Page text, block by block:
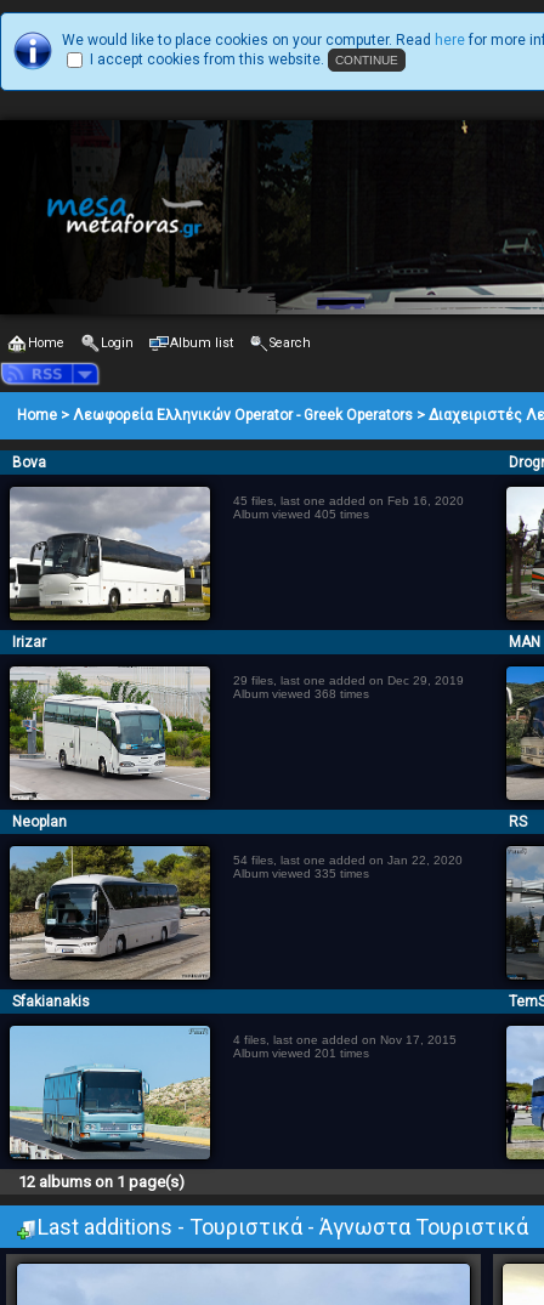
We would like to place cookies on your computer. Read here for more
I accept cookies from this website.
Home Login Album list Search
Home > Λεωφορεία Ελληνικών Operator - Greek Operators > Διαχειριστές
Bova
45 files, last one added on Feb 16, 2020
Album viewed 405 times
Irizar
29 files, last one added on Dec 29, 2019
Album viewed 368 times
MAN
Neoplan
54 files, last one added on Jan 22, 2020
Album viewed 335 times
RS
Sfakianakis
4 files, last one added on Nov 17, 2015
Album viewed 201 times
12 albums on 1 page(s)
Last additions - Τουριστικά - Άγνωστα Τουριστικά